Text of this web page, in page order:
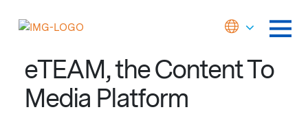
eTEAM, the Content To
Media Platform